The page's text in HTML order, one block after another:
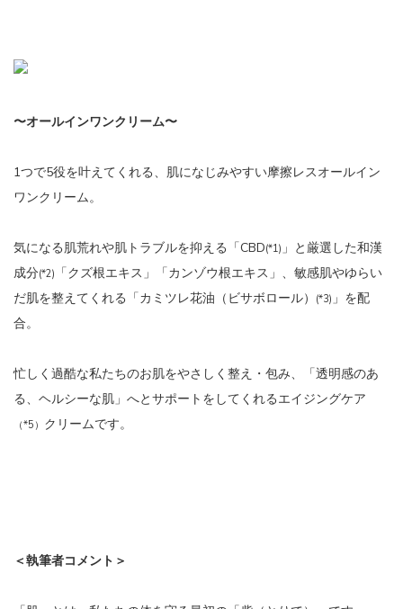
〜オールインワンクリーム〜
1つで5役を叶えてくれる、肌になじみやすい摩擦レスオールイン
ワンクリーム。
気になる肌荒れや肌トラブルを抑える「CBD(*1) 」と厳選した和漢
成分(*2) 「クズ根エキス」「カンゾウ根エキス」、敏感肌やゆらい
だ肌を整えてくれる「カミツレ花油（ビサボロール）
(*3) 」を配
合。
忙しく過酷な私たちのお肌をやさしく整え・包み、「透明感のあ
る、ヘルシーな肌」へとサポートをしてくれるエイジングケア
（*5） クリームです。
＜執筆者コメント＞